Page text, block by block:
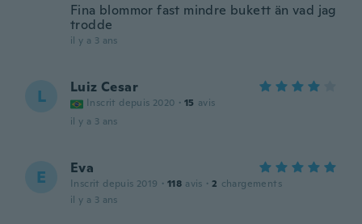
Fina blommor fast mindre bukett än vad jag
trodde
il y a 3 ans
L Luiz Cesar
Inscrit depuis 2020 · 15 avis
il y a 3 ans
E Eva
Inscrit depuis 2019 · 118 avis · 2 chargements
il y a 3 ans